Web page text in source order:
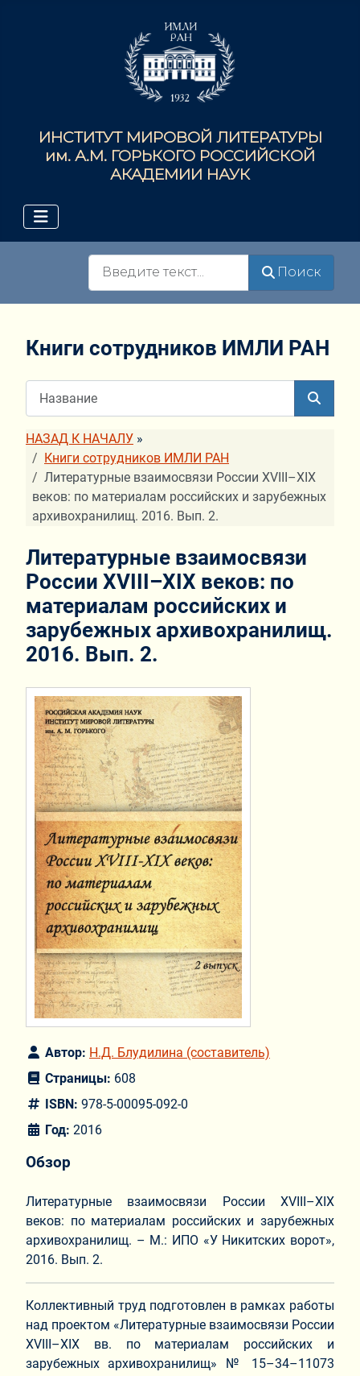
ИНСТИТУТ МИРОВОЙ ЛИТЕРАТУРЫ
им. А.М. ГОРЬКОГО РОССИЙСКОЙ
АКАДЕМИИ НАУК
Поиск
Книги сотрудников ИМЛИ РАН
НАЗАД К НАЧАЛУ »
Книги сотрудников ИМЛИ РАН
Литературные взаимосвязи России XVIII–XIX
веков: по материалам российских и зарубежных
архивохранилищ. 2016. Вып. 2.
Литературные взаимосвязи
России XVIII–XIX веков: по
материалам российских и
зарубежных архивохранилищ.
2016. Вып. 2.
Автор: Н.Д. Блудилина (составитель)
Страницы: 608
ISBN: 978-5-00095-092-0
Год: 2016
Обзор
Литературные взаимосвязи России XVIII–XIX
веков: по материалам российских и зарубежных
архивохранилищ. – М.: ИПО «У Никитских ворот»,
2016. Вып. 2.
Коллективный труд подготовлен в рамках работы
над проектом «Литературные взаимосвязи России
XVIII–XIX вв. по материалам российских и
зарубежных архивохранилищ» № 15–34–11073